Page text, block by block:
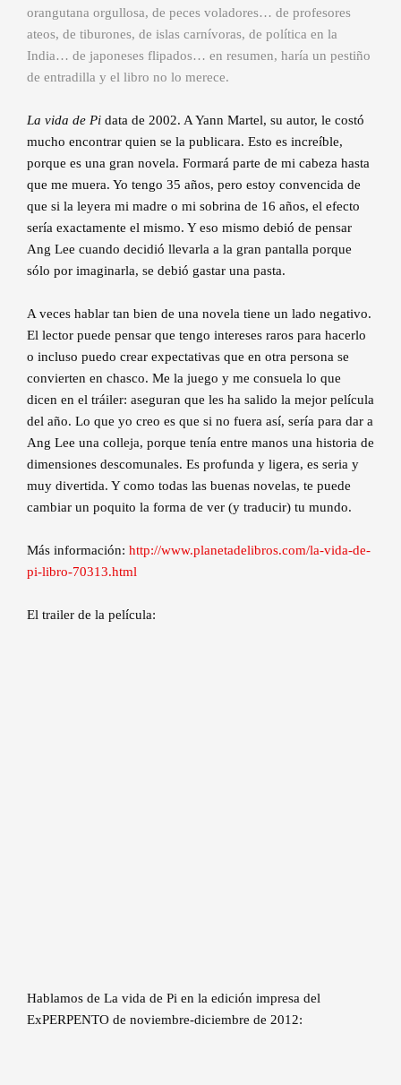
orangutana orgullosa, de peces voladores… de profesores
ateos, de tiburones, de islas carnívoras, de política en la
India… de japoneses flipados… en resumen, haría un pestiño
de entradilla y el libro no lo merece.
La vida de Pi data de 2002. A Yann Martel, su autor, le costó
mucho encontrar quien se la publicara. Esto es increíble,
porque es una gran novela. Formará parte de mi cabeza hasta
que me muera. Yo tengo 35 años, pero estoy convencida de
que si la leyera mi madre o mi sobrina de 16 años, el efecto
sería exactamente el mismo. Y eso mismo debió de pensar
Ang Lee cuando decidió llevarla a la gran pantalla porque
sólo por imaginarla, se debió gastar una pasta.
A veces hablar tan bien de una novela tiene un lado negativo.
El lector puede pensar que tengo intereses raros para hacerlo
o incluso puedo crear expectativas que en otra persona se
convierten en chasco. Me la juego y me consuela lo que
dicen en el tráiler: aseguran que les ha salido la mejor película
del año. Lo que yo creo es que si no fuera así, sería para dar a
Ang Lee una colleja, porque tenía entre manos una historia de
dimensiones descomunales. Es profunda y ligera, es seria y
muy divertida. Y como todas las buenas novelas, te puede
cambiar un poquito la forma de ver (y traducir) tu mundo.
Más información: http://www.planetadelibros.com/la-vida-de-
pi-libro-70313.html
El trailer de la película:
Hablamos de La vida de Pi en la edición impresa del
ExPERPENTO de noviembre-diciembre de 2012: